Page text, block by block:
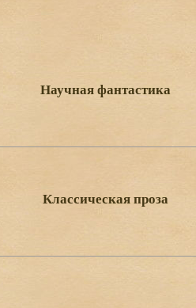
Научная фантастика
Классическая проза